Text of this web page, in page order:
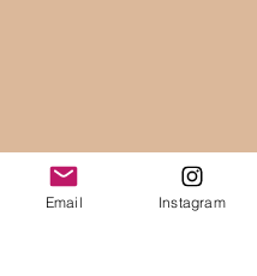
Email Instagram